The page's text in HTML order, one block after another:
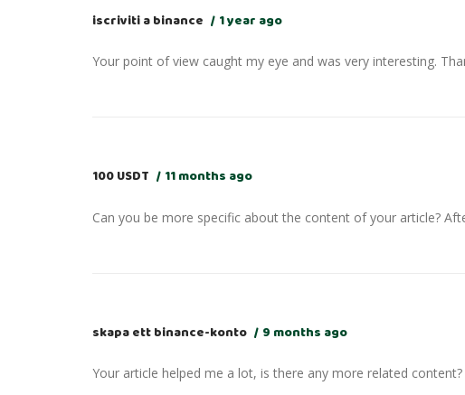
iscriviti a binance 1 year ago
Your point of view caught my eye and was very interesting.
100 USDT 11 months ago
Can you be more specific about the content of your article?
skapa ett binance-konto 9 months ago
Your article helped me a lot, is there any more related content?